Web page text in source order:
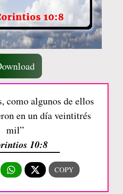
como algunos de ellos
en un día veintitrés
mil”
10:8